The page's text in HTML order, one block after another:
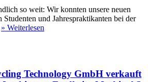
so weit: Wir konnten unsere neuen
und Jahrespraktikanten bei der
» Weiterlesen
Technology GmbH verkauft